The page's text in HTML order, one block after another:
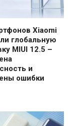
Xiaomi
глобальную
MIUI 12.5 –
и
ошибки